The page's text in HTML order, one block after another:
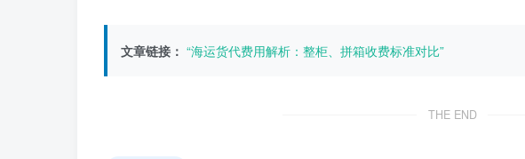
文章链接： “海运货代费用解析：整柜、拼箱收费标准对比”
THE END